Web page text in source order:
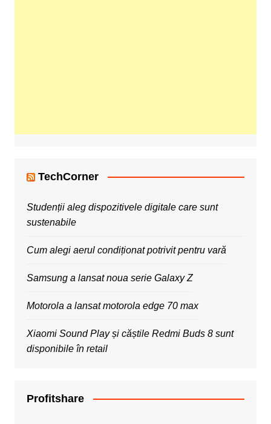
TechCorner
Studenții aleg dispozitivele digitale care sunt
sustenabile
Cum alegi aerul condiționat potrivit pentru vară
Samsung a lansat noua serie Galaxy Z
Motorola a lansat motorola edge 70 max
Xiaomi Sound Play și căștile Redmi Buds 8 sunt
disponibile în retail
Profitshare